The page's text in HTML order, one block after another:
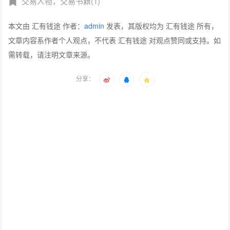
本文由 汇有钱途 作者：admin 发表，其版权均为 汇有钱途 所有，
文章内容系作者个人观点，不代表 汇有钱途 对观点赞同或支持。如
需转载，请注明文章来源。
分享：